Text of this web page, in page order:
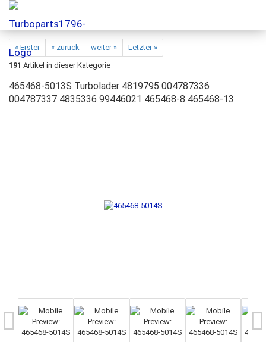
« Erster « zurück weiter »
Letzter »
191 Artikel in dieser Kategorie
465468-5013S Turbolader 4819795 004787336
004787337 4835336 99446021 465468-8 465468-13